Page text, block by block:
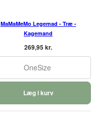
MaMaMeMo Legemad - Træ -
Kagemand
269,95 kr.
OneSize
Læg i kurv